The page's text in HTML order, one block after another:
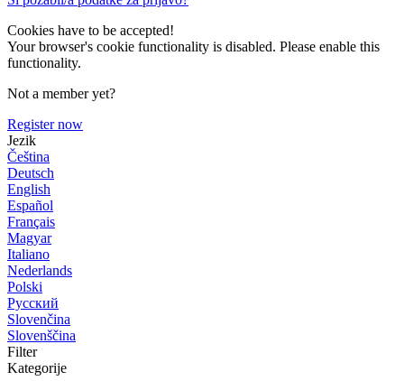
Cookies have to be accepted!
Your browser's cookie functionality is disabled. Please enable this
functionality.
Not a member yet?
Register now
Jezik
Čeština
Deutsch
English
Español
Français
Magyar
Italiano
Nederlands
Polski
Русский
Slovenčina
Slovenščina
Filter
Kategorije